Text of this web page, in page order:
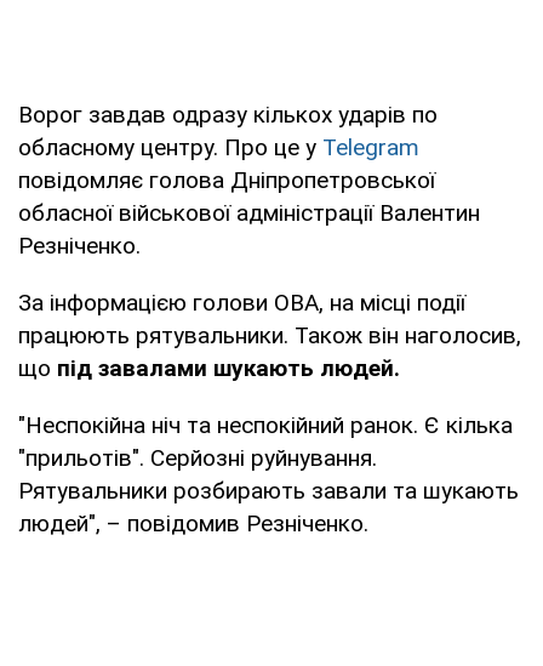
Ворог завдав одразу кількох ударів по
обласному центру. Про це у Telegram
повідомляє голова Дніпропетровської
обласної військової адміністрації Валентин
Резніченко.
За інформацією голови ОВА, на місці події
працюють рятувальники. Також він наголосив,
що під завалами шукають людей.
"Неспокійна ніч та неспокійний ранок. Є кілька
"прильотів". Серйозні руйнування.
Рятувальники розбирають завали та шукають
людей", – повідомив Резніченко.